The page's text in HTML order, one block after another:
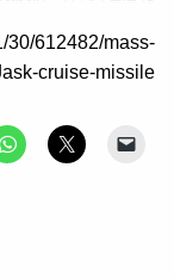
30/612482/mass-
cruise-missile